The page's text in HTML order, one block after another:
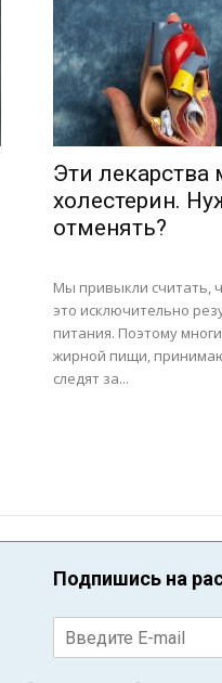
Эти
холестерин.
отменять?
Мы привыкли считать,
это исключительно
питания. Поэтому
жирной пищи,
следят за...
Подпишись на